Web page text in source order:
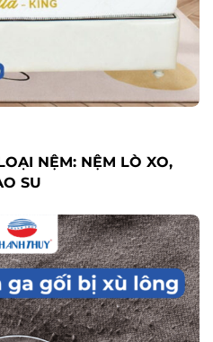
NỆM: NỆM LÒ XO,
SU